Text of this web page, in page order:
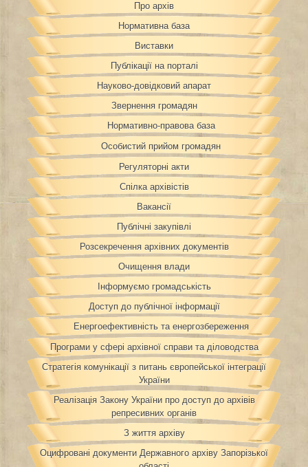
Про архів
Нормативна база
Виставки
Публікації на порталі
Науково-довідковий апарат
Звернення громадян
Нормативно-правова база
Особистий прийом громадян
Регуляторні акти
Спілка архівістів
Вакансії
Публічні закупівлі
Розсекречення архівних документів
Очищення влади
Інформуємо громадськість
Доступ до публічної інформації
Енергоефективність та енергозбереження
Програми у сфері архівної справи та діловодства
Стратегія комунікації з питань європейської інтеграції
України
Реалізація Закону України про доступ до архівів
репресивних органів
З життя архіву
Оцифровані документи Державного архіву Запорізької